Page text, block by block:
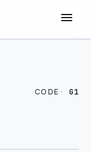
menu
CODE · G1